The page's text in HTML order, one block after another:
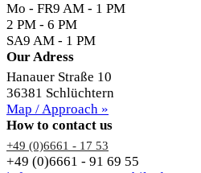
Mo - FR9 AM - 1 PM
2 PM - 6 PM
SA9 AM - 1 PM
Our Adress
Hanauer Straße 10
36381 Schlüchtern
Map / Approach »
How to contact us
+49 (0)6661 - 17 53
+49 (0)6661 - 91 69 55